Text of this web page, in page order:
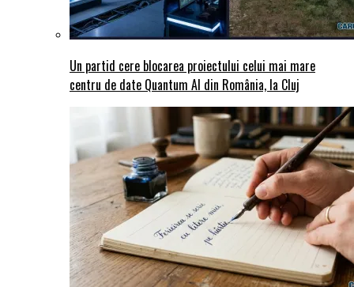
Un partid cere blocarea proiectului celui mai mare
centru de date Quantum AI din România, la Cluj